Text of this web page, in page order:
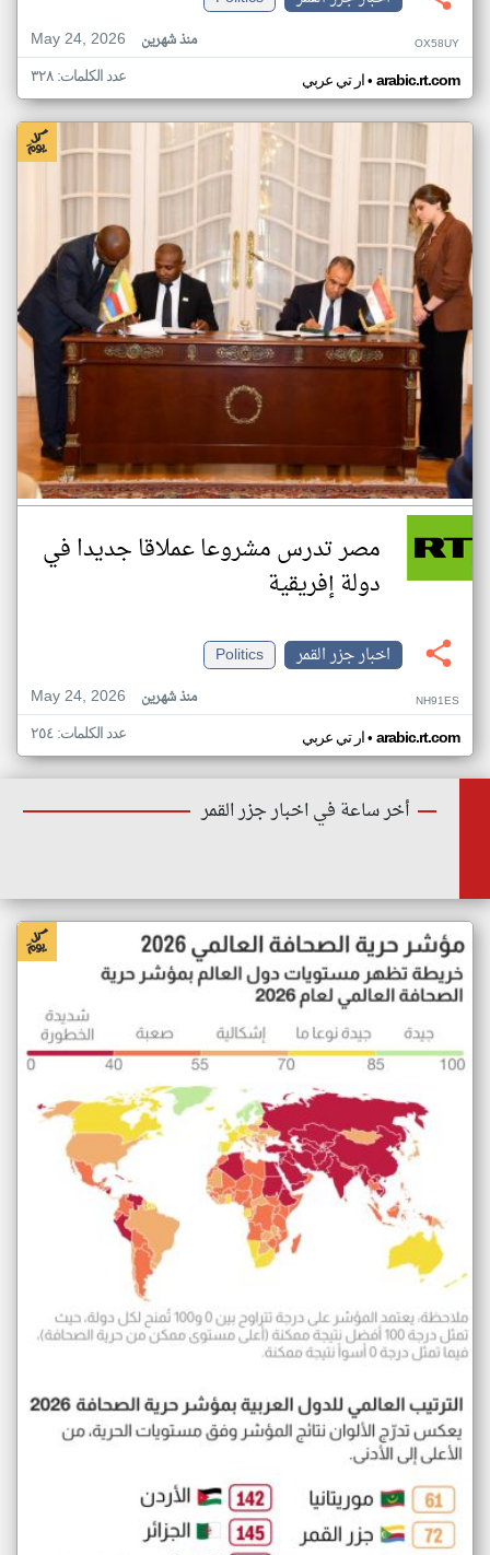
May 24, 2026
منذ شهرين OX58UY
ار تي عربي• arabic.rt.com عدد الكلمات: ٣٢٨
مصر تدرس مشروعا عملاقا جديدا في
دولة إفريقية
اخبار جزر القمر
Politics
May 24, 2026
منذ شهرين NH91ES
ار تي عربي• arabic.rt.com عدد الكلمات: ٢٥٤
أخر ساعة في اخبار جزر القمر